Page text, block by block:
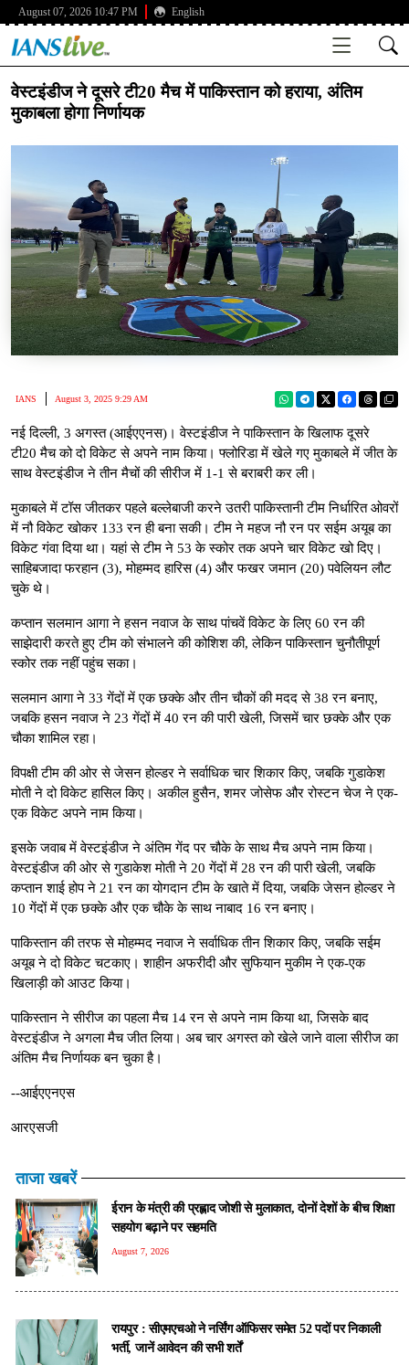
August 07, 2026 10:47 PM English
वेस्टइंडीज ने दूसरे टी20 मैच में पाकिस्तान को हराया, अंतिम
मुकाबला होगा निर्णायक
IANS August 3, 2025 9:29 AM
नई दिल्ली, 3 अगस्त (आईएएनस)। वेस्टइंडीज ने पाकिस्तान के खिलाफ दूसरे
टी20 मैच को दो विकेट से अपने नाम किया। फ्लोरिडा में खेले गए मुकाबले में जीत के
साथ वेस्टइंडीज ने तीन मैचों की सीरीज में 1-1 से बराबरी कर ली।
मुकाबले में टॉस जीतकर पहले बल्लेबाजी करने उतरी पाकिस्तानी टीम निर्धारित ओवरों
में नौ विकेट खोकर 133 रन ही बना सकी। टीम ने महज नौ रन पर सईम अयूब का
विकेट गंवा दिया था। यहां से टीम ने 53 के स्कोर तक अपने चार विकेट खो दिए।
साहिबजादा फरहान (3), मोहम्मद हारिस (4) और फखर जमान (20) पवेलियन लौट
चुके थे।
कप्तान सलमान आगा ने हसन नवाज के साथ पांचवें विकेट के लिए 60 रन की
साझेदारी करते हुए टीम को संभालने की कोशिश की, लेकिन पाकिस्तान चुनौतीपूर्ण
स्कोर तक नहीं पहुंच सका।
सलमान आगा ने 33 गेंदों में एक छक्के और तीन चौकों की मदद से 38 रन बनाए,
जबकि हसन नवाज ने 23 गेंदों में 40 रन की पारी खेली, जिसमें चार छक्के और एक
चौका शामिल रहा।
विपक्षी टीम की ओर से जेसन होल्डर ने सर्वाधिक चार शिकार किए, जबकि गुडाकेश
मोती ने दो विकेट हासिल किए। अकील हुसैन, शमर जोसेफ और रोस्टन चेज ने एक-
एक विकेट अपने नाम किया।
इसके जवाब में वेस्टइंडीज ने अंतिम गेंद पर चौके के साथ मैच अपने नाम किया।
वेस्टइंडीज की ओर से गुडाकेश मोती ने 20 गेंदों में 28 रन की पारी खेली, जबकि
कप्तान शाई होप ने 21 रन का योगदान टीम के खाते में दिया, जबकि जेसन होल्डर ने
10 गेंदों में एक छक्के और एक चौके के साथ नाबाद 16 रन बनाए।
पाकिस्तान की तरफ से मोहम्मद नवाज ने सर्वाधिक तीन शिकार किए, जबकि सईम
अयूब ने दो विकेट चटकाए। शाहीन अफरीदी और सुफियान मुकीम ने एक-एक
खिलाड़ी को आउट किया।
पाकिस्तान ने सीरीज का पहला मैच 14 रन से अपने नाम किया था, जिसके बाद
वेस्टइंडीज ने अगला मैच जीत लिया। अब चार अगस्त को खेले जाने वाला सीरीज का
अंतिम मैच निर्णायक बन चुका है।
--आईएएनएस
आरएसजी
ताजा खबरें
ईरान के मंत्री की प्रह्लाद जोशी से मुलाकात, दोनों देशों के बीच शिक्षा
सहयोग बढ़ाने पर सहमति
August 7, 2026
रायपुर : सीएमएचओ ने नर्सिंग ऑफिसर समेत 52 पदों पर निकाली
भर्ती, जानें आवेदन की सभी शर्तें